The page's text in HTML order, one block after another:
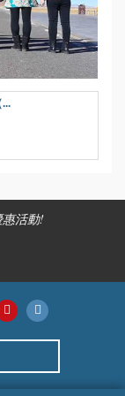
惠活動!